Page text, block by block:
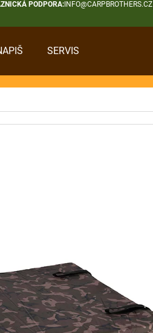
PODPORA:INFO@CARPBROTHERS.CZ
SERVIS
SUB FLOAT
225 Kč